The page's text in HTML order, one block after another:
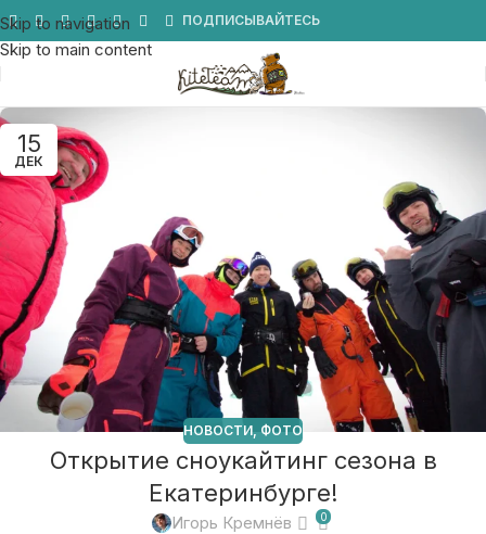
Skip to navigation
Skip to main content
ПОДПИСЫВАЙТЕСЬ
15
ДЕК
НОВОСТИ ФОТО
Открытие сноукайтинг сезона в
Екатеринбурге!
Игорь Кремнёв 0